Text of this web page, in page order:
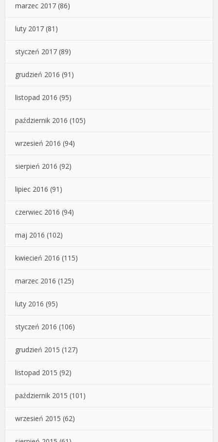
marzec 2017 (86)
luty 2017 (81)
styczeń 2017 (89)
grudzień 2016 (91)
listopad 2016 (95)
październik 2016 (105)
wrzesień 2016 (94)
sierpień 2016 (92)
lipiec 2016 (91)
czerwiec 2016 (94)
maj 2016 (102)
kwiecień 2016 (115)
marzec 2016 (125)
luty 2016 (95)
styczeń 2016 (106)
grudzień 2015 (127)
listopad 2015 (92)
październik 2015 (101)
wrzesień 2015 (62)